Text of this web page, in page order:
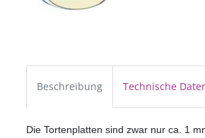
Beschreibung Technische
Die Tortenplatten sind zwar nur ca. 1